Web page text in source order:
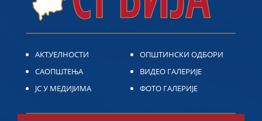
АКТУЕЛНОСТИ
САОПШТЕЊА
ЈС У МЕДИЈИМА
ОПШТИНСКИ ОДБОРИ
ВИДЕО ГАЛЕРИЈЕ
ФОТО ГАЛЕРИЈЕ